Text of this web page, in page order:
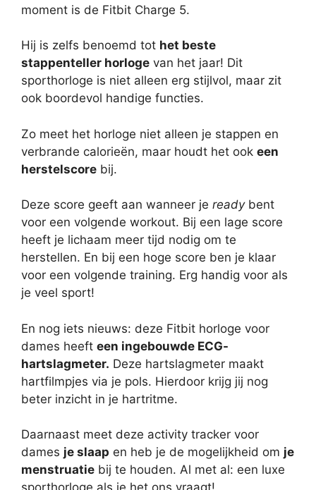
moment is de Fitbit Charge 5.
Hij is zelfs benoemd tot het beste
stappenteller horloge van het jaar! Dit
sporthorloge is niet alleen erg stijlvol, maar zit
ook boordevol handige functies.
Zo meet het horloge niet alleen je stappen en
verbrande calorieën, maar houdt het ook een
herstelscore bij.
Deze score geeft aan wanneer je ready bent
voor een volgende workout. Bij een lage score
heeft je lichaam meer tijd nodig om te
herstellen. En bij een hoge score ben je klaar
voor een volgende training. Erg handig voor als
je veel sport!
En nog iets nieuws: deze Fitbit horloge voor
dames heeft een ingebouwde ECG-
hartslagmeter. Deze hartslagmeter maakt
hartfilmpjes via je pols. Hierdoor krijg jij nog
beter inzicht in je hartritme.
Daarnaast meet deze activity tracker voor
dames je slaap en heb je de mogelijkheid om je
menstruatie bij te houden. Al met al: een luxe